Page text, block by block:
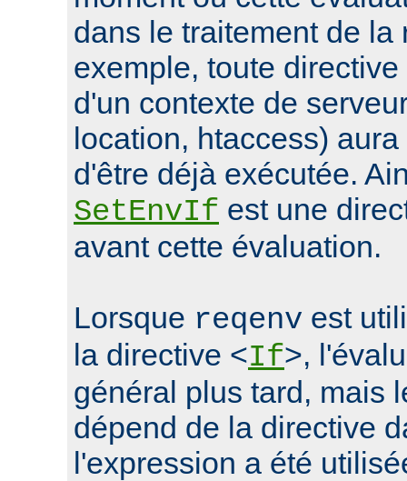
dans le traitement de la
exemple, toute
d'un contexte de
location, htaccess)
d'être déjà exécutée.
SetEnvIf est une
avant cette évaluation.
Lorsque reqenv est
la directive <If>,
général plus tard, mais
dépend de la directive
l'expression a été